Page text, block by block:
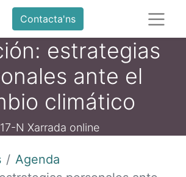
Contacta'ns
estrategias
ante el
climático
17-N Xarrada online
Agenda